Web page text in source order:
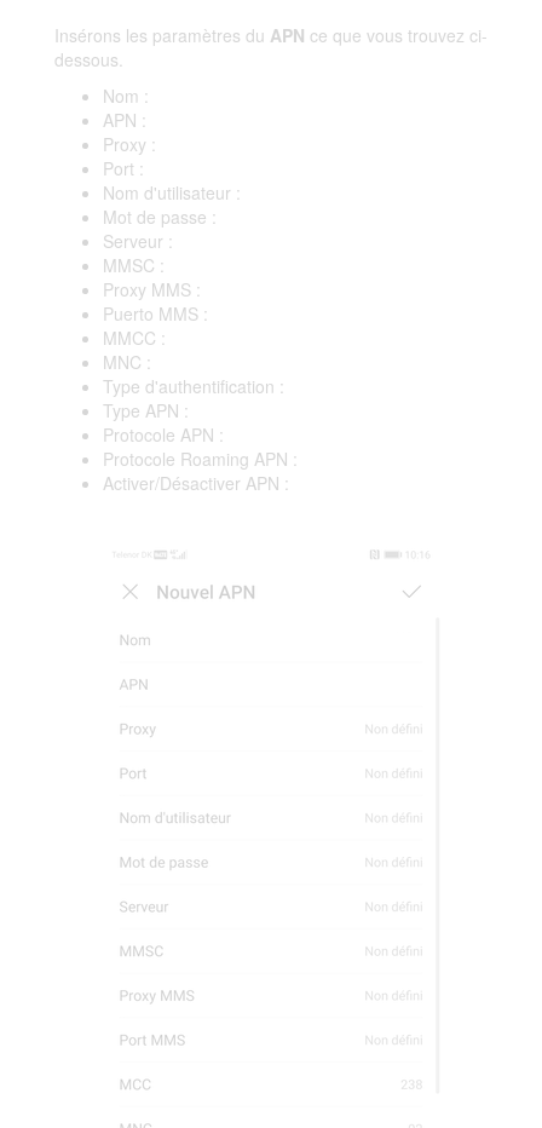
Insérons les paramètres du APN ce que vous trouvez ci-
dessous.
Nom :
APN :
Proxy :
Port :
Nom d'utilisateur :
Mot de passe :
Serveur :
MMSC :
Proxy MMS :
Puerto MMS :
MMCC :
MNC :
Type d'authentification :
Type APN :
Protocole APN :
Protocole Roaming APN :
Activer/Désactiver APN :